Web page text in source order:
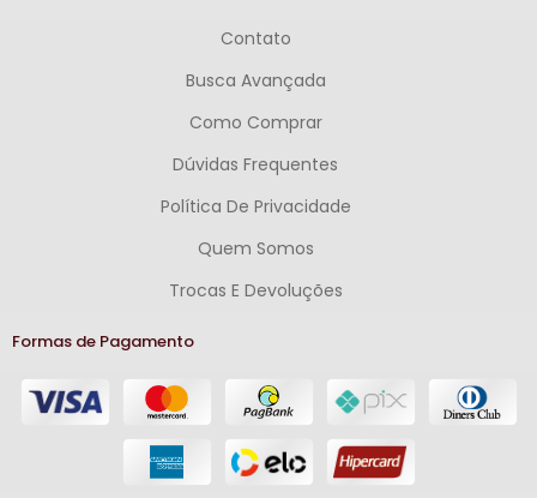
Contato
Busca Avançada
Como Comprar
Dúvidas Frequentes
Política De Privacidade
Quem Somos
Trocas E Devoluções
Formas de Pagamento